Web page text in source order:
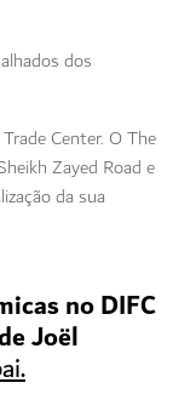
dos
Center. O The
Zayed Road e
da sua
no DIFC
Joël